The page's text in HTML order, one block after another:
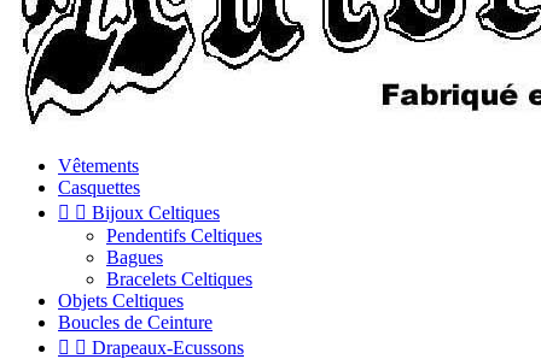
Vêtements
Casquettes
  Bijoux Celtiques
Pendentifs Celtiques
Bagues
Bracelets Celtiques
Objets Celtiques
Boucles de Ceinture
  Drapeaux-Ecussons